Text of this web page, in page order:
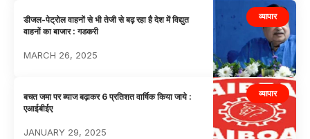
व्यापार
डीजल-पेट्रोल वाहनों से भी तेजी से बढ़ रहा है देश में विद्युत
वाहनों का बाजार : गडकरी
MARCH 26, 2025
व्यापार
बचत जमा पर ब्याज बढ़ाकर 6 प्रतिशत वार्षिक किया जाये :
एआईबीईए
JANUARY 29, 2025